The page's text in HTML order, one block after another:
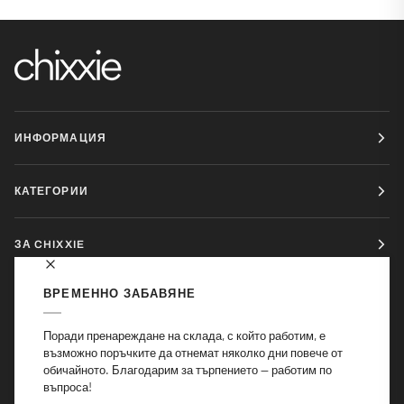
ВРЕМЕННО ЗАБАВЯНЕ
Поради пренареждане на склада, с който работим, е
възможно поръчките да отнемат няколко дни повече от
обичайното. Благодарим за търпението — работим по
въпроса!
ИНФОРМАЦИЯ
КАТЕГОРИИ
ЗА CHIXXIE
ЗА КОНТАКТ: INFO@CHIXXIE.BG